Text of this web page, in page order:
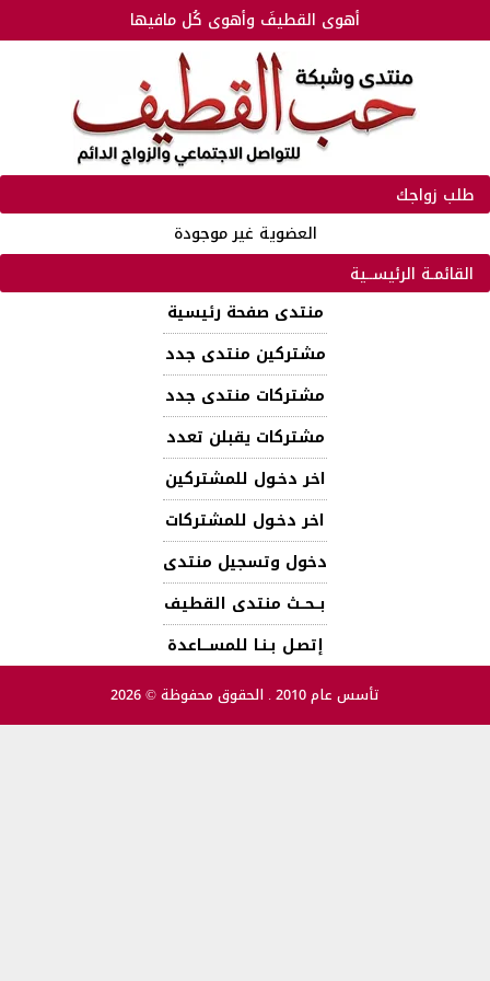
أهوى القطيفَ وأهوى كُل مافيها
طلب زواجك
العضوية غير موجودة
القائمـة الرئيســية
منتدى صفحة رئيسية
مشتركين منتدى جدد
مشتركات منتدى جدد
مشتركات يقبلن تعدد
اخر دخـول للمشتركين
اخر دخـول للمشتركات
دخول وتسجيل منتدى
بــحــث منتدى القطيف
إتصـل بـنـا للمســـاعدة
تأسس عام 2010 . الحقوق محفوظة © 2026